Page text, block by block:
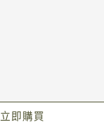
立即購買